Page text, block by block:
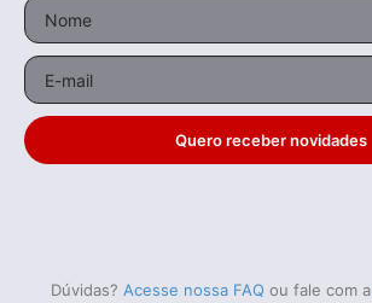
Quero receber novidades
Dúvidas? Acesse nossa FAQ ou fale com a